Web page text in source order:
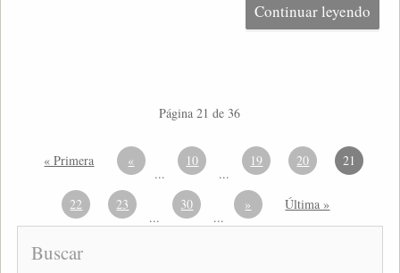
Continuar leyendo
Página 21 de 36
« Primera «
...
10
...
19 20 21
22 23
...
30
...
» Última »
Buscar